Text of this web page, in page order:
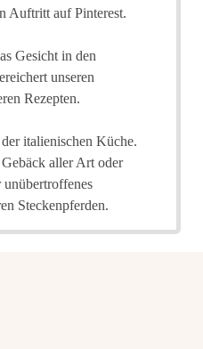
Auftritt auf Pinterest.
Gesicht in den
unseren
Rezepten.
italienischen Küche.
aller Art oder
Steckenpferden.